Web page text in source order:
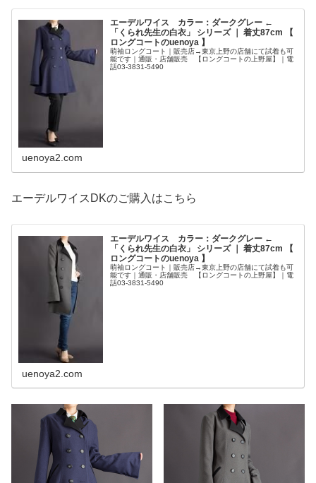
エーデルワイス カラー：ダークグレー ←
「くられ先生の白衣」 シリーズ ｜ 着丈87cm 【
ロングコートのuenoya 】
萌袖ロングコート｜販売店→東京上野の店舗にて試着も可
能です｜通販・店舗販売 【ロングコートの上野屋】｜電
話03-3831-5490
uenoya2.com
エーデルワイスDKのご購入はこちら
エーデルワイス カラー：ダークグレー ←
「くられ先生の白衣」 シリーズ ｜ 着丈87cm 【
ロングコートのuenoya 】
萌袖ロングコート｜販売店→東京上野の店舗にて試着も可
能です｜通販・店舗販売 【ロングコートの上野屋】｜電
話03-3831-5490
uenoya2.com